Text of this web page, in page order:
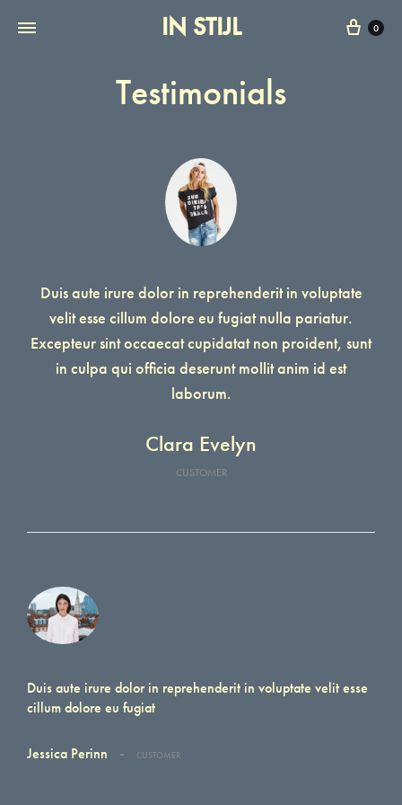
IN STIJL 0
Testimonials
Duis aute irure dolor in reprehenderit in voluptate
velit esse cillum dolore eu fugiat nulla pariatur.
Excepteur sint occaecat cupidatat non proident, sunt
in culpa qui officia deserunt mollit anim id est
laborum.
Clara Evelyn
CUSTOMER
Duis aute irure dolor in reprehenderit in voluptate velit esse
cillum dolore eu fugiat
Jessica Perinn - CUSTOMER